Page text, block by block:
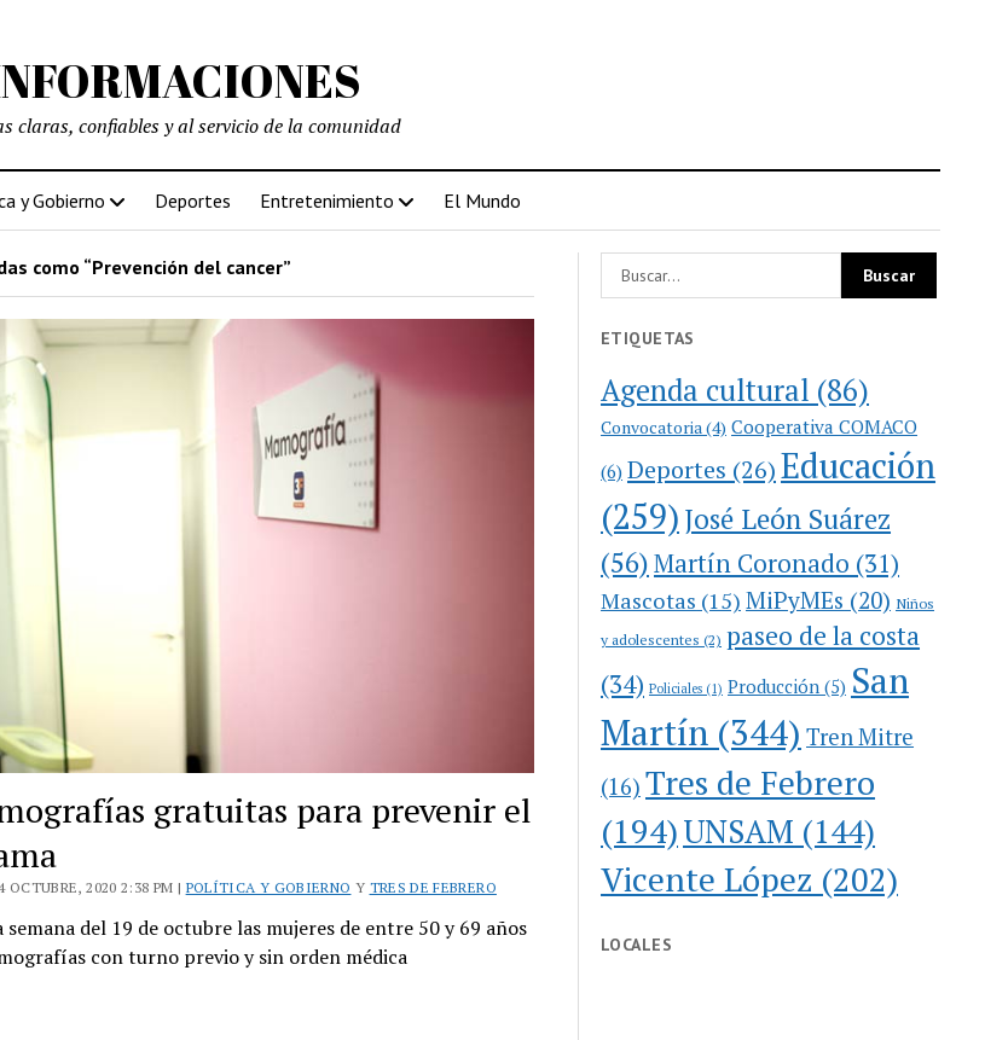
claras, confiables y al servicio de la comunidad
y Gobierno Deportes Entretenimiento El Mundo
como “Prevención del cancer”
gratuitas para prevenir el
OCTUBRE, 2020 2:38 PM | POLÍTICA Y GOBIERNO Y TRES DE FEBRERO
semana del 19 de octubre las mujeres de entre 50 y 69 años
con turno previo y sin orden médica
ETIQUETAS
Agenda cultural (86)
Convocatoria (4) Cooperativa COMACO
(6) Deportes (26)Educación
(259)José León Suárez
(56)Martín Coronado (31)
Mascotas (15) MiPyMEs (20) Niños
y adolescentes (2) paseo de la costa
(34) Policiales (1) Producción (5) San
Martín (344) Tren Mitre
(16) Tres de Febrero
(194)UNSAM (144)
Vicente López (202)
LOCALES